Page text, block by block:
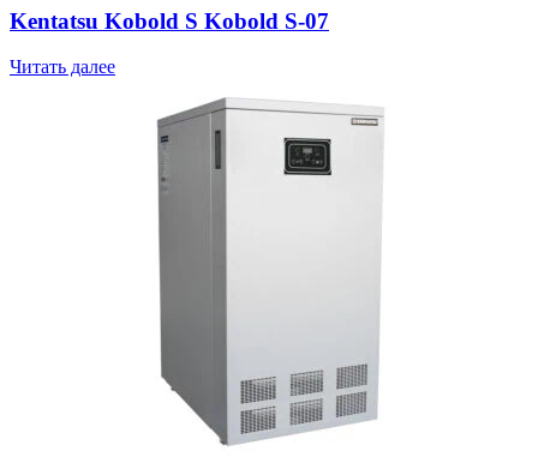
Kentatsu Kobold S Kobold S-07
Читать далее